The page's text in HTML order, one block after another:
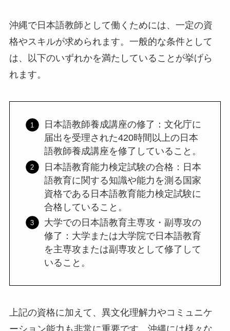
沖縄で日本語教師として働くためには、一定の資
格やスキルが求められます。一般的な条件として
は、以下のいずれかを満たしていることが挙げら
れます。
日本語教師養成講座の修了：文化庁に
届出を受理された420時間以上の日本
語教師養成講座を修了していること。
日本語教育能力検定試験の合格：日本
語教育に関する知識や能力を測る国家
資格である日本語教育能力検定試験に
合格していること。
大学での日本語教育主専攻・副専攻の
修了：大学または大学院で日本語教育
を主専攻または副専攻として修了して
いること。
上記の資格に加えて、異文化理解力やコミュニケ